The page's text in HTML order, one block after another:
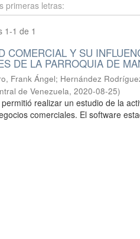
1-1 de 1
COMERCIAL Y SU
DE LA PARROQUIA DE
Frank Ángel; Hernández
de Venezuela, 2020-08-25)
realizar un estudio de la
comerciales. El software